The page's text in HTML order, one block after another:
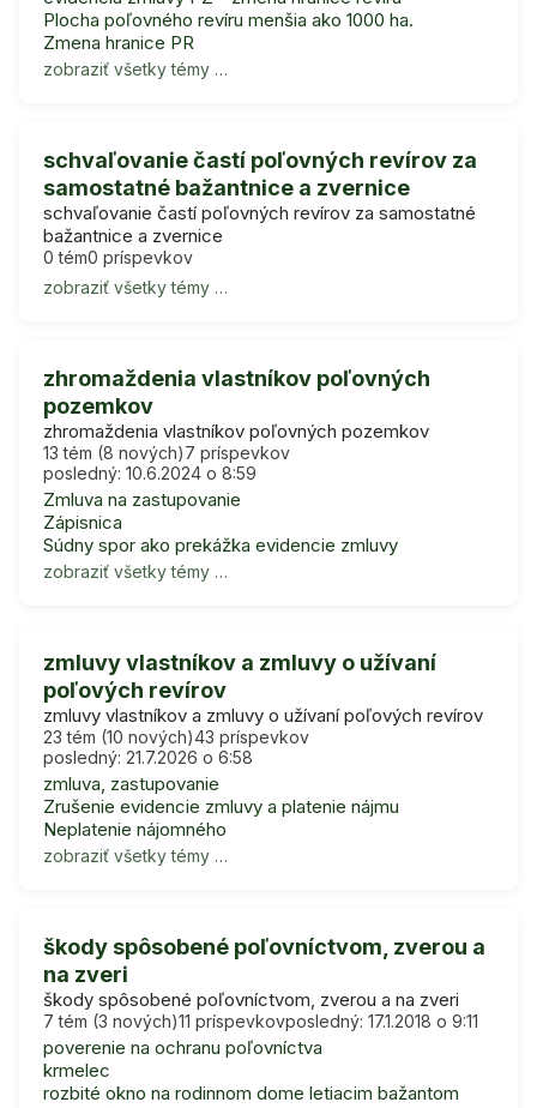
Plocha poľovného revíru menšia ako 1000 ha.
Zmena hranice PR
zobraziť všetky témy …
schvaľovanie častí poľovných revírov za
samostatné bažantnice a zvernice
schvaľovanie častí poľovných revírov za samostatné
bažantnice a zvernice
0 tém0 príspevkov
zobraziť všetky témy …
zhromaždenia vlastníkov poľovných
pozemkov
zhromaždenia vlastníkov poľovných pozemkov
13 tém (8 nových)7 príspevkov
posledný: 10.6.2024 o 8:59
Zmluva na zastupovanie
Zápisnica
Súdny spor ako prekážka evidencie zmluvy
zobraziť všetky témy …
zmluvy vlastníkov a zmluvy o užívaní
poľových revírov
zmluvy vlastníkov a zmluvy o užívaní poľových revírov
23 tém (10 nových)43 príspevkov
posledný: 21.7.2026 o 6:58
zmluva, zastupovanie
Zrušenie evidencie zmluvy a platenie nájmu
Neplatenie nájomného
zobraziť všetky témy …
škody spôsobené poľovníctvom, zverou a
na zveri
škody spôsobené poľovníctvom, zverou a na zveri
7 tém (3 nových)11 príspevkovposledný: 17.1.2018 o 9:11
poverenie na ochranu poľovníctva
krmelec
rozbité okno na rodinnom dome letiacim bažantom